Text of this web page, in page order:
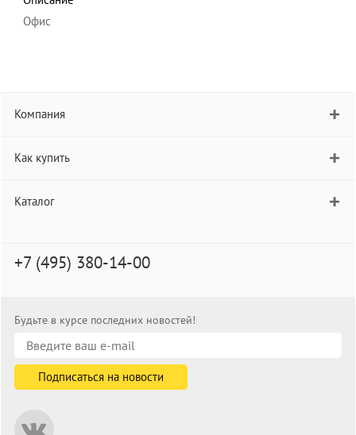
Офис
Компания
Как купить
Каталог
+7 (495) 380-14-00
Будьте в курсе последних новостей!